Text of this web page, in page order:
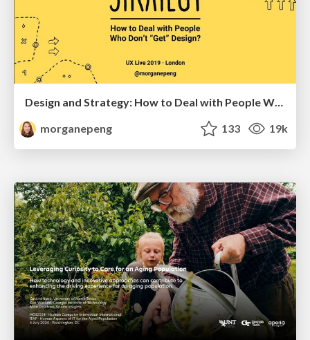
Design and Strategy: How to Deal with People Who Don’t "Get" Design
morganepeng
133 19k